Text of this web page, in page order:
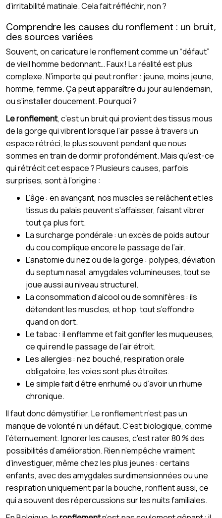
d’irritabilité matinale. Cela fait réfléchir, non ?
Comprendre les causes du ronflement : un bruit,
des sources variées
Souvent, on caricature le ronflement comme un “défaut”
de vieil homme bedonnant… Faux ! La réalité est plus
complexe. N’importe qui peut ronfler : jeune, moins jeune,
homme, femme. Ça peut apparaître du jour au lendemain,
ou s’installer doucement. Pourquoi ?
Le ronflement, c’est un bruit qui provient des tissus mous
de la gorge qui vibrent lorsque l’air passe à travers un
espace rétréci, le plus souvent pendant que nous
sommes en train de dormir profondément. Mais qu’est-ce
qui rétrécit cet espace ? Plusieurs causes, parfois
surprises, sont à l’origine :
L’âge : en avançant, nos muscles se relâchent et les
tissus du palais peuvent s’affaisser, faisant vibrer
tout ça plus fort.
La surcharge pondérale : un excès de poids autour
du cou complique encore le passage de l’air.
L’anatomie du nez ou de la gorge : polypes, déviation
du septum nasal, amygdales volumineuses, tout se
joue aussi au niveau structurel.
La consommation d’alcool ou de somnifères : ils
détendent les muscles, et hop, tout s’effondre
quand on dort.
Le tabac : il enflamme et fait gonfler les muqueuses,
ce qui rend le passage de l’air étroit.
Les allergies : nez bouché, respiration orale
obligatoire, les voies sont plus étroites.
Le simple fait d’être enrhumé ou d’avoir un rhume
chronique.
Il faut donc démystifier. Le ronflement n’est pas un
manque de volonté ni un défaut. C’est biologique, comme
l’éternuement. Ignorer les causes, c’est rater 80 % des
possibilités d’amélioration. Rien n’empêche vraiment
d’investiguer, même chez les plus jeunes : certains
enfants, avec des amygdales surdimensionnées ou une
respiration uniquement par la bouche, ronflent aussi, ce
qui a souvent des répercussions sur les nuits familiales.